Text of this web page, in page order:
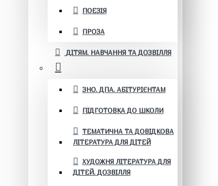
ПОЕЗІЯ
ПРОЗА
ДІТЯМ. НАВЧАННЯ ТА ДОЗВІЛЛЯ
ЗНО. ДПА. АБІТУРІЄНТАМ
ПІДГОТОВКА ДО ШКОЛИ
ТЕМАТИЧНА ТА ДОВІДКОВА
ЛІТЕРАТУРА ДЛЯ ДІТЕЙ
ХУДОЖНЯ ЛІТЕРАТУРА ДЛЯ
ДІТЕЙ. ДОЗВІЛЛЯ